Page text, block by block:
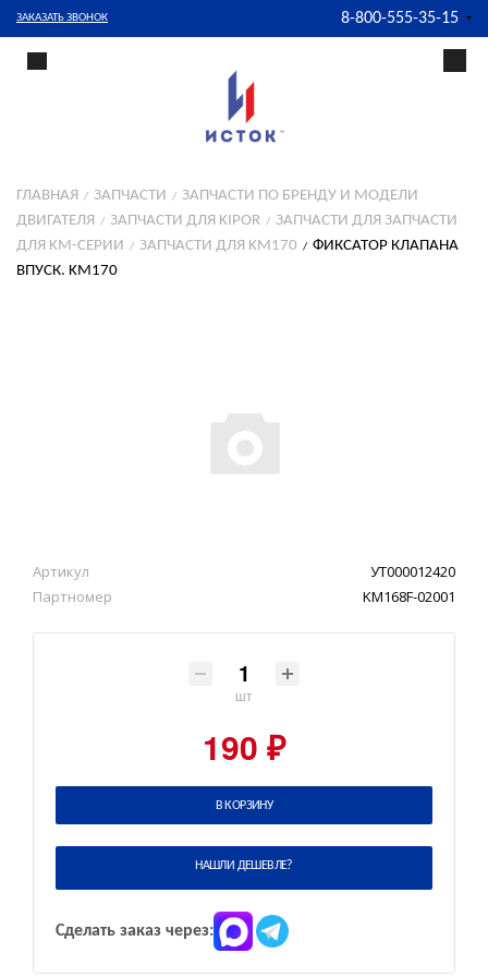
ЗАКАЗАТЬ ЗВОНОК 8-800-555-35-15
ГЛАВНАЯ ЗАПЧАСТИ
ЗАПЧАСТИ ПО БРЕНДУ И МОДЕЛИ
ДВИГАТЕЛЯ
ЗАПЧАСТИ ДЛЯ KIPOR
ЗАПЧАСТИ ДЛЯ ЗАПЧАСТИ
ДЛЯ KM-СЕРИИ
ЗАПЧАСТИ ДЛЯ KM170
ФИКСАТОР КЛАПАНА
ВПУСК. KM170
Артикул
УТ000012420
Партномер
KM168F-02001
шт
190 ₽
В КОРЗИНУ
НАШЛИ ДЕШЕВЛЕ?
Сделать заказ через: